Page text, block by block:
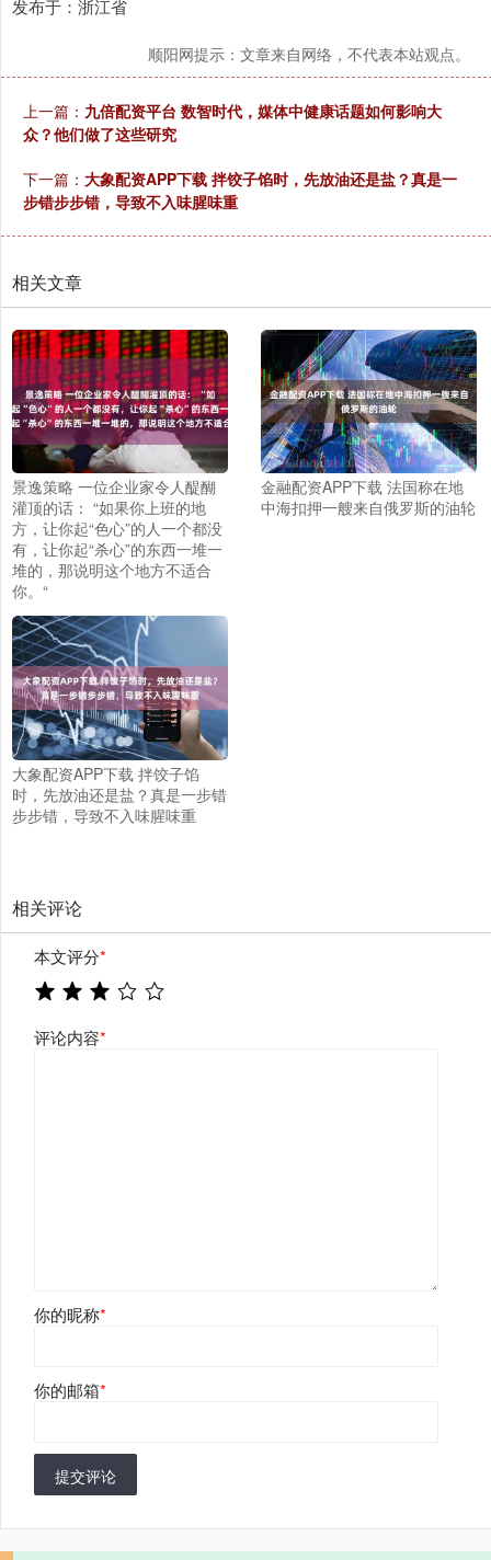
发布于：浙江省
顺阳网提示：文章来自网络，不代表本站观点。
上一篇： 九倍配资平台 数智时代，媒体中健康话题如何影响大
众？他们做了这些研究
下一篇： 大象配资APP下载 拌饺子馅时，先放油还是盐？真是一
步错步步错，导致不入味腥味重
相关文章
景逸策略 一位企业家令人醍醐
灌顶的话： “如果你上班的地
方，让你起“色心”的人一个都没
有，让你起“杀心”的东西一堆一
堆的，那说明这个地方不适合
你。“
金融配资APP下载 法国称在地
中海扣押一艘来自俄罗斯的油轮
大象配资APP下载 拌饺子馅
时，先放油还是盐？真是一步错
步步错，导致不入味腥味重
相关评论
本文评分*
评论内容*
你的昵称*
你的邮箱*
提交评论